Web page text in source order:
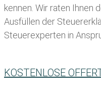
kennen. Wir raten Ihnen
Ausfüllen der
Steuerexperten in
KOSTENLOSE